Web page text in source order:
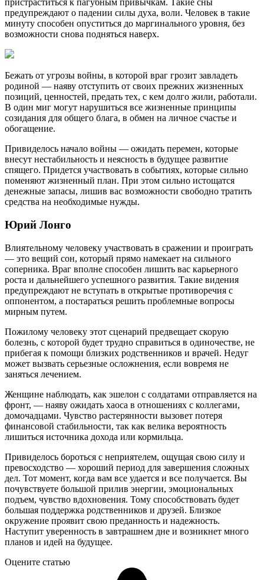
пристраститься к пагубным привычкам. Такие сны
предупреждают о падении силы духа, воли. Человек в такие
минуту способен опуститься до маргинального уровня, без
возможности снова подняться наверх.
Бежать от угрозы войны, в которой враг грозит завладеть
родиной — наяву отступить от своих прежних жизненных
позиций, ценностей, предать тех, с кем долго жили, работали.
В один миг могут нарушиться все жизненные принципы
созидания для общего блага, в обмен на личное счастье и
обогащение.
Привиделось начало войны — ожидать перемен, которые
внесут нестабильность и неясность в будущее развитие
спящего. Придется участвовать в событиях, которые сильно
поменяют жизненный план. При этом сильно истощатся
денежные запасы, лишив вас возможности свободно тратить
средства на необходимые нужды.
Юрий Лонго
Влиятельному человеку участвовать в сражении и проиграть
— это вещий сон, который прямо намекает на сильного
соперника. Враг вполне способен лишить вас карьерного
роста и дальнейшего успешного развития. Такие видения
предупреждают не вступать в открытые противоречия с
оппонентом, а постараться решить проблемные вопросы
мирным путем.
Пожилому человеку этот сценарий предвещает скорую
болезнь, с которой будет трудно справиться в одиночестве, не
прибегая к помощи близких родственников и врачей. Недуг
может вызвать серьезные осложнения, если вовремя не
заняться лечением.
Женщине наблюдать, как эшелон с солдатами отправляется на
фронт, — наяву ожидать хаоса в отношениях с коллегами,
домочадцами. Чувство растерянности вызовет потеря
финансовой стабильности, так как велика вероятность
лишиться источника дохода или кормильца.
Привиделось бороться с неприятелем, ощущая свою силу и
превосходство — хороший период для завершения сложных
дел. Тот момент, когда вам все удается и все получается. Вы
почувствуете большой прилив энергии, эмоциональных
подъем, чувство вдохновения. Тому способствовать будет
большая поддержка родственников и друзей. Близкое
окружение проявит свою преданность и надежность.
Наступит уверенность в завтрашнем дне и возникнет много
планов и идей на будущее.
Оцените статью